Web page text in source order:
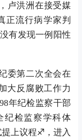
卢洪洲在接受媒
正流行病学家判
有发现一例阳性
委第二次全会在
大反腐败工作力
年纪检监察干部
纪检监察学科体
上议程♐，进入